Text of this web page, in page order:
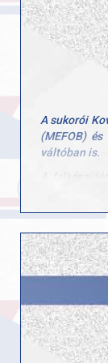
A sukorói
(MEFOB)
váltóban is.
A
-
Sovány
Varga
Pető Zsolt
Szegedy